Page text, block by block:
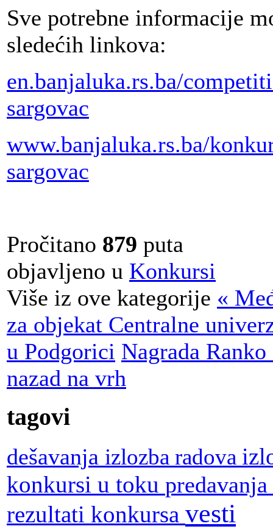
Sve potrebne informacije
sledećih linkova:
en.banjaluka.rs.ba/
sargovac
www.banjaluka.rs.ba/
sargovac
Pročitano 879 puta
objavljeno u Konkursi
Više iz ove kategorije «
za objekat Centralne
u Podgorici Nagrada
nazad na vrh
tagovi
dešavanja izlozba radova
konkursi u toku predavanja
rezultati konkursa vesti